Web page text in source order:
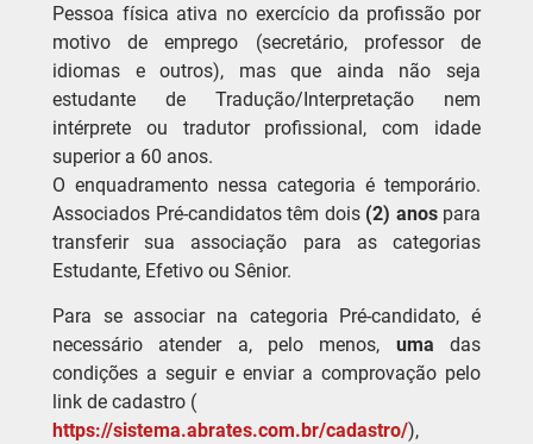
Pessoa física ativa no exercício da profissão por
motivo de emprego (secretário, professor de
idiomas e outros), mas que ainda não seja
estudante de Tradução/Interpretação nem
intérprete ou tradutor profissional, com idade
superior a 60 anos.
O enquadramento nessa categoria é temporário.
Associados Pré-candidatos têm dois (2) anospara
transferir sua associação para as categorias
Estudante, Efetivo ou Sênior.
Para se associar na categoria Pré-candidato, é
necessário atender a, pelo menos, uma das
condições a seguir e enviar a comprovação pelo
link de cadastro (
https://sistema.abrates.com.br/cadastro/),